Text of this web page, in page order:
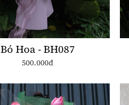
Bó Hoa - BH087
500.000đ